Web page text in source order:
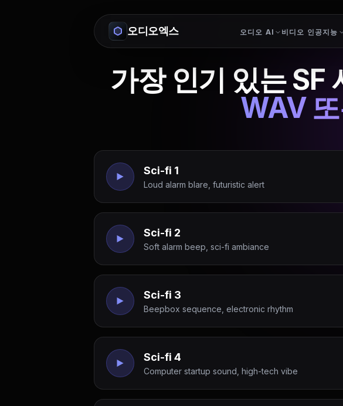
오디오엑스 오디오 AI 비디오 인공지능
가장 인기 있는 SF
WAV
Sci-fi 1
Loud alarm blare, futuristic alert
Sci-fi 2
Soft alarm beep, sci-fi ambiance
Sci-fi 3
Beepbox sequence, electronic rhythm
Sci-fi 4
Computer startup sound, high-tech vibe